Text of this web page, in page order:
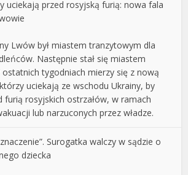
uciekają przed rosyjską furią: nowa fala
Lwów był miastem tranzytowym dla
Następnie stał się miastem
tygodniach mierzy się z nową
uciekają ze wschodu Ukrainy, by
furią rosyjskich ostrzałów, w ramach
lub narzuconych przez władze.
Surogatka walczy w sądzie o
dziecka